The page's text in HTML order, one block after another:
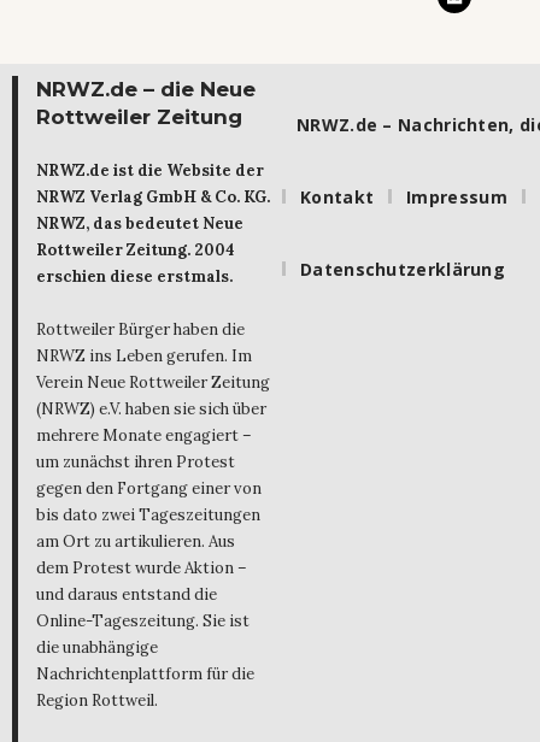
NRWZ.de – die Neue
Rottweiler Zeitung
NRWZ.de ist die Website der
NRWZ Verlag GmbH & Co. KG.
NRWZ, das bedeutet Neue
Rottweiler Zeitung. 2004
erschien diese erstmals.
Rottweiler Bürger haben die
NRWZ ins Leben gerufen. Im
Verein Neue Rottweiler Zeitung
(NRWZ) e.V. haben sie sich über
mehrere Monate engagiert –
um zunächst ihren Protest
gegen den Fortgang einer von
bis dato zwei Tageszeitungen
am Ort zu artikulieren. Aus
dem Protest wurde Aktion –
und daraus entstand die
Online-Tageszeitung. Sie ist
die unabhängige
Nachrichtenplattform für die
Region Rottweil.
NRWZ.de – Nachrichten,
Kontakt Impressum
Datenschutzerklärung